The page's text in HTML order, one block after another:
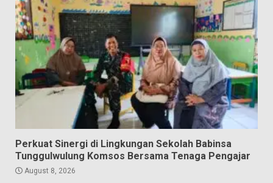
Perkuat Sinergi di Lingkungan Sekolah Babinsa
Tunggulwulung Komsos Bersama Tenaga Pengajar
August 8, 2026